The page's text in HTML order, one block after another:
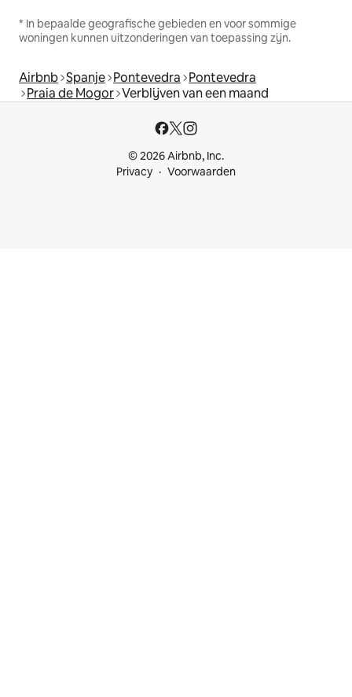
* In bepaalde geografische gebieden en voor sommige
woningen kunnen uitzonderingen van toepassing zijn.
Airbnb Spanje Pontevedra Pontevedra
Praia de Mogor Verblijven van een maand
© 2026 Airbnb, Inc.
Privacy
Voorwaarden